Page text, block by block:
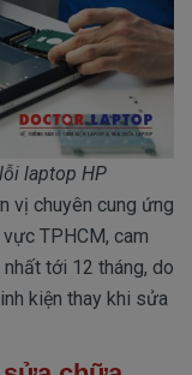
laptop HP
vị chuyên cung ứng
TPHCM, cam
tới 12 tháng, do
kiện thay khi sửa